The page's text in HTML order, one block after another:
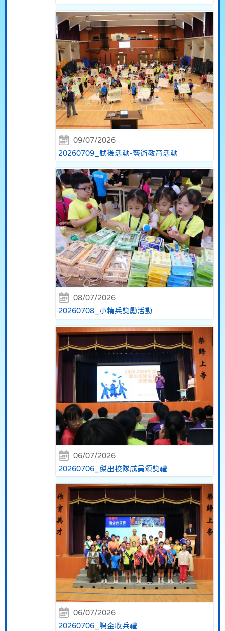
09/07/2026
20260709_試後活動-藝術教育活動
08/07/2026
20260708_小精兵獎勵活動
06/07/2026
20260706_傑出校隊成員頒獎禮
06/07/2026
20260706_鳴金收兵禮